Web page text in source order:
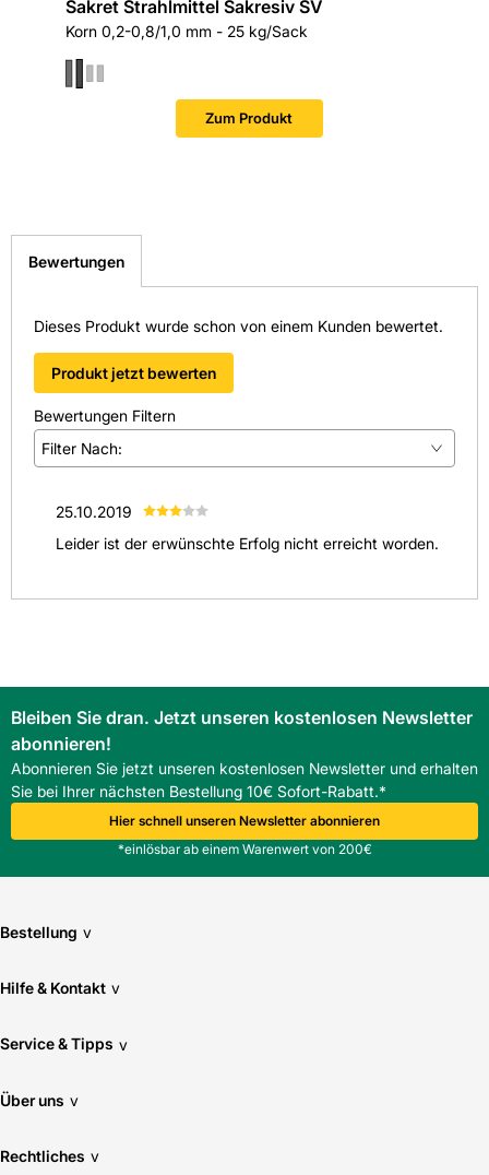
Sakret Strahlmittel Sakresiv SV
Korn 0,2-0,8/1,0 mm - 25 kg/Sack
Zum Produkt
Bewertungen
Dieses Produkt wurde schon von einem Kunden bewertet.
Produkt jetzt bewerten
Bewertungen Filtern
Filter Nach:
25.10.2019
Leider ist der erwünschte Erfolg nicht erreicht worden.
Bleiben Sie dran. Jetzt unseren kostenlosen Newsletter
abonnieren!
Abonnieren Sie jetzt unseren kostenlosen Newsletter und erhalten
Sie bei Ihrer nächsten Bestellung 10€ Sofort-Rabatt.*
Hier schnell unseren Newsletter abonnieren
*einlösbar ab einem Warenwert von 200€
Bestellung v
Hilfe & Kontakt v
Service & Tipps v
Über uns v
Rechtliches v